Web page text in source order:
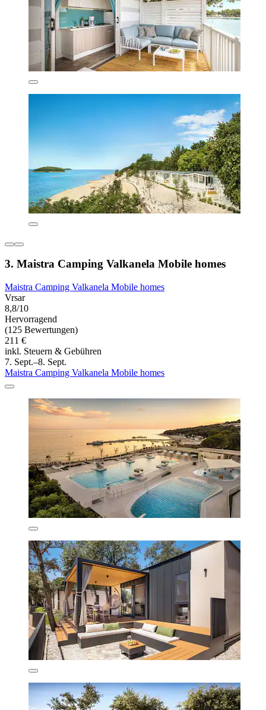
3. Maistra Camping Valkanela Mobile homes
Maistra Camping Valkanela Mobile homes
Vrsar
8,8/10
Hervorragend
(125 Bewertungen)
211 €
inkl. Steuern & Gebühren
7. Sept.–8. Sept.
Maistra Camping Valkanela Mobile homes